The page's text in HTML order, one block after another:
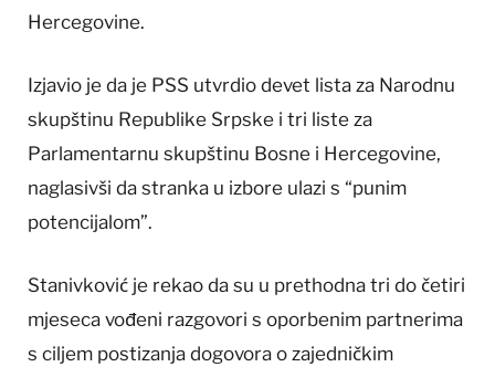
Hercegovine.
Izjavio je da je PSS utvrdio devet lista za Narodnu
skupštinu Republike Srpske i tri liste za
Parlamentarnu skupštinu Bosne i Hercegovine,
naglasivši da stranka u izbore ulazi s “punim
potencijalom”.
Stanivković je rekao da su u prethodna tri do četiri
mjeseca vođeni razgovori s oporbenim partnerima
s ciljem postizanja dogovora o zajedničkim